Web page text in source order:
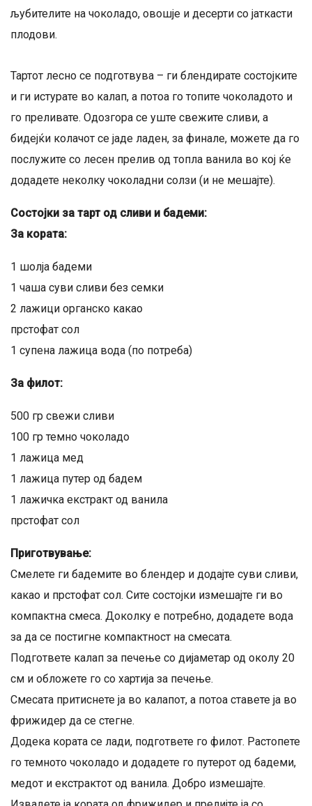
љубителите на чоколадо, овошје и десерти со јаткасти
плодови.
Тартот лесно се подготвува – ги блендирате состојките
и ги истурате во калап, а потоа го топите чоколадото и
го преливате. Одозгора се уште свежите сливи, а
бидејќи колачот се јаде ладен, за финале, можете да го
послужите со лесен прелив од топла ванила во кој ќе
додадете неколку чоколадни солзи (и не мешајте).
Состојки за тарт од сливи и бадеми:
За кората:
1 шолја бадеми
1 чаша суви сливи без семки
2 лажици органско какао
прстофат сол
1 супена лажица вода (по потреба)
За филот:
500 гр свежи сливи
100 гр темно чоколадо
1 лажица мед
1 лажица путер од бадем
1 лажичка екстракт од ванила
прстофат сол
Приготвување:
Смелете ги бадемите во блендер и додајте суви сливи,
какао и прстофат сол. Сите состојки измешајте ги во
компактна смеса. Доколку е потребно, додадете вода
за да се постигне компактност на смесата.
Подгответе калап за печење со дијаметар од околу 20
см и обложете го со хартија за печење.
Смесата притиснете ја во калапот, а потоа ставете ја во
фрижидер да се стегне.
Додека кората се лади, подгответе го филот. Растопете
го темното чоколадо и додадете го путерот од бадеми,
медот и екстрактот од ванила. Добро измешајте.